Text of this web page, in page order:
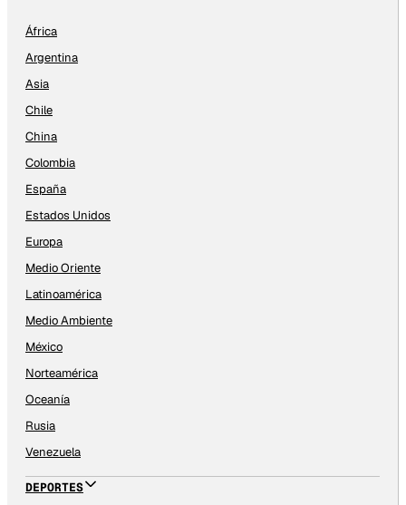
África
Argentina
Asia
Chile
China
Colombia
España
Estados Unidos
Europa
Medio Oriente
Latinoamérica
Medio Ambiente
México
Norteamérica
Oceanía
Rusia
Venezuela
DEPORTES